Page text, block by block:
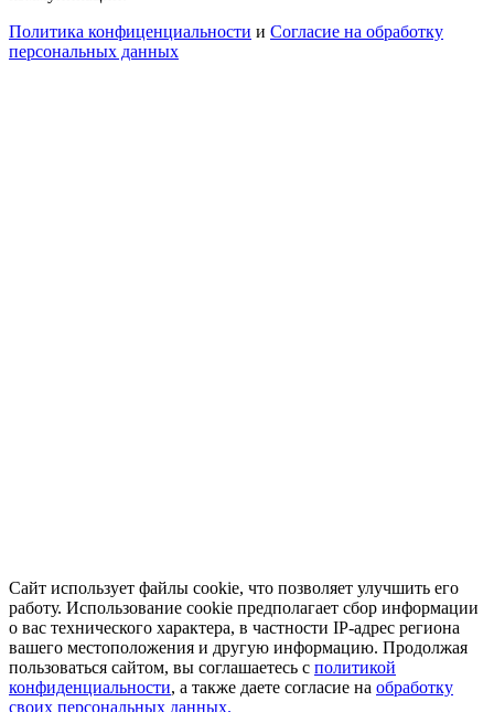
Политика конфиценциальности и Согласие на обработку
персональных данных
Сайт использует файлы cookie, что позволяет улучшить его
работу. Использование cookie предполагает сбор информации
о вас технического характера, в частности IP-адрес региона
вашего местоположения и другую информацию. Продолжая
пользоваться сайтом, вы соглашаетесь с политикой
конфиденциальности, а также даете согласие на обработку
своих персональных данных.